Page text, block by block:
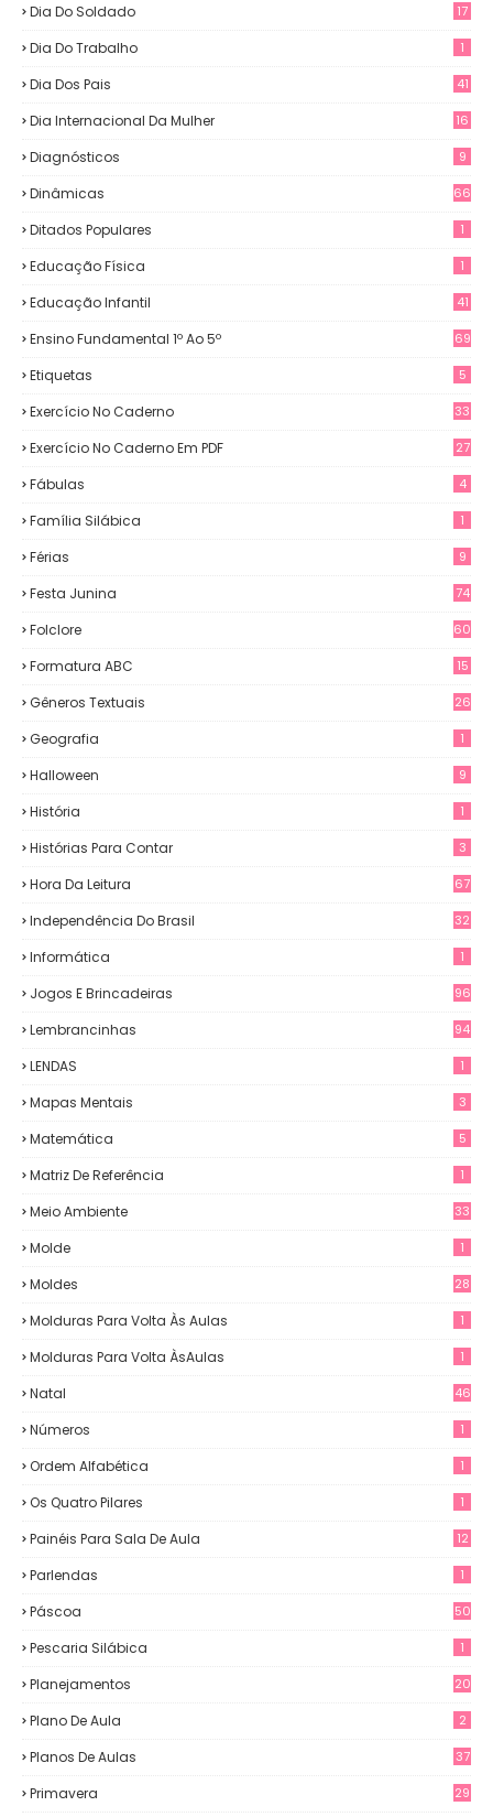
Dia Do Soldado 17
Dia Do Trabalho 1
Dia Dos Pais 41
Dia Internacional Da Mulher 16
Diagnósticos 9
Dinâmicas 66
Ditados Populares 1
Educação Física 1
Educação Infantil 41
Ensino Fundamental 1º Ao 5º 69
Etiquetas 5
Exercício No Caderno 33
Exercício No Caderno Em PDF 27
Fábulas 4
Família Silábica 1
Férias 9
Festa Junina 74
Folclore 60
Formatura ABC 15
Gêneros Textuais 26
Geografia 1
Halloween 9
História 1
Histórias Para Contar 3
Hora Da Leitura 67
Independência Do Brasil 32
Informática 1
Jogos E Brincadeiras 96
Lembrancinhas 94
LENDAS 1
Mapas Mentais 3
Matemática 5
Matriz De Referência 1
Meio Ambiente 33
Molde 1
Moldes 28
Molduras Para Volta Às Aulas 1
Molduras Para Volta ÀsAulas 1
Natal 46
Números 1
Ordem Alfabética 1
Os Quatro Pilares 1
Painéis Para Sala De Aula
12
Parlendas 1
Páscoa 50
Pescaria Silábica 1
Planejamentos 20
Plano De Aula 2
Planos De Aulas 37
Primavera 29